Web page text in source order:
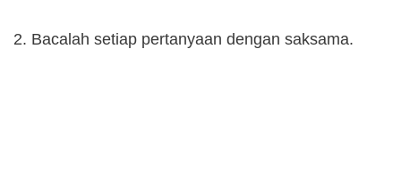
2. Bacalah setiap pertanyaan dengan saksama.